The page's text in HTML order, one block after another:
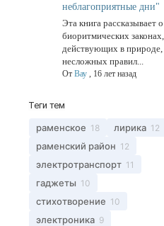
неблагоприятные дни"
Эта книга рассказывает о
биоритмических законах,
действующих в природе,
несложных правил...
ОтВау , 16 лет назад
Теги тем
раменское 18 лирика 12
раменский район 12
электротранспорт 11
гаджеты 10
стихотворение 10
электроника 9